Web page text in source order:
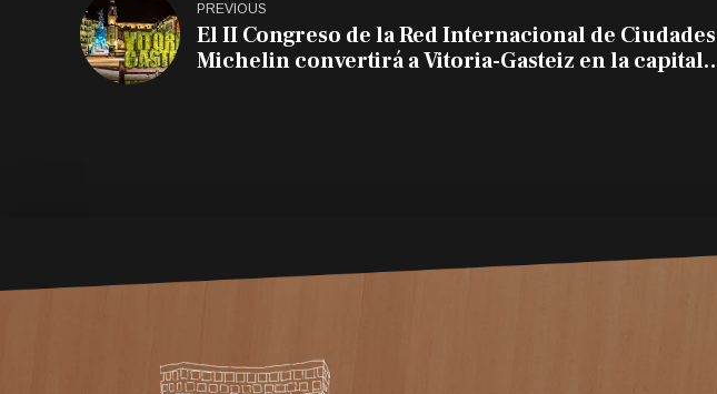
PREVIOUS
El II Congreso de la Red Internacional de Ciudades
Michelin convertirá a Vitoria-Gasteiz en la capital